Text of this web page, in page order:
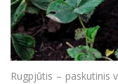
Rugpjūtis – paskutinis